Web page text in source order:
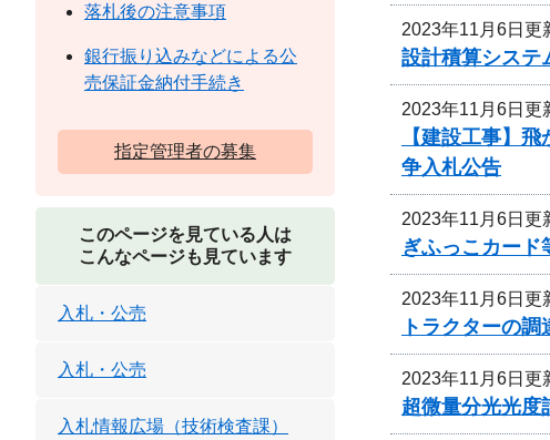
2023年11月6日更
設計積算システ
2023年11月6日更
【建設工事】
争入札公告
2023年11月6日更
ぎふっこカード
2023年11月6日更
トラクターの
2023年11月6日更
超微量分光光度
落札後の注意事項
銀行振り込みなどによる公
売保証金納付手続き
指定管理者の募集
このページを見ている人は
こんなページも見ています
入札・公売
入札・公売
入札情報広場（技術検査課）